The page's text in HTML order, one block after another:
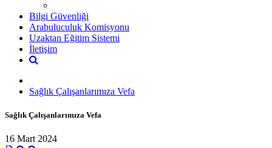
Bilgi Güvenliği
Arabuluculuk Komisyonu
Uzaktan Eğitim Sistemi
İletişim
Sağlık Çalışanlarımıza Vefa
Sağlık Çalışanlarımıza Vefa
16 Mart 2024